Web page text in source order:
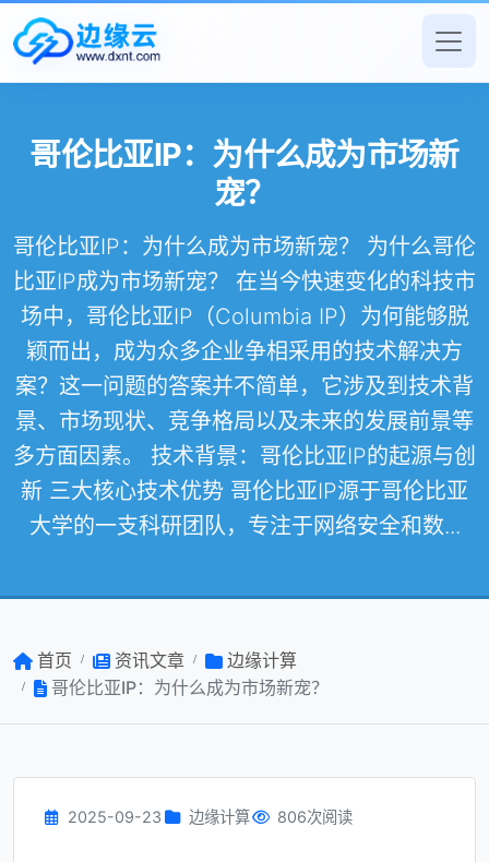
哥伦比亚IP：为什么成为市场新
宠？
哥伦比亚IP：为什么成为市场新宠？ 为什么哥伦
比亚IP成为市场新宠？ 在当今快速变化的科技市
场中，哥伦比亚IP（Columbia IP）为何能够脱
颖而出，成为众多企业争相采用的技术解决方
案？这一问题的答案并不简单，它涉及到技术背
景、市场现状、竞争格局以及未来的发展前景等
多方面因素。 技术背景：哥伦比亚IP的起源与创
新 三大核心技术优势 哥伦比亚IP源于哥伦比亚
大学的一支科研团队，专注于网络安全和数...
首页 资讯文章
边缘计算
哥伦比亚IP：为什么成为市场新宠？
2025-09-23 边缘计算 806次阅读